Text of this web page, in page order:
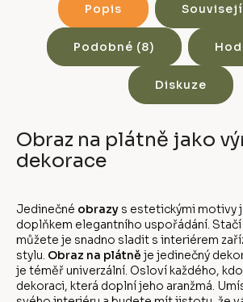
Popis
Podobné (8)
Diskuze
Obraz na plátně jako
dekorace
Jedinečné obrazy s estetickými motivy
doplňkem elegantního uspořádání.
můžete je snadno sladit s interiérem
stylu. Obraz na plátně je jedinečný
je téměř univerzální. Osloví každého,
dekoraci, která doplní jeho aranžmá.